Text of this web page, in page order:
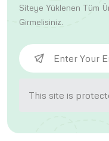
Siteye Yüklenen Tüm
Girmelisiniz.
This site is